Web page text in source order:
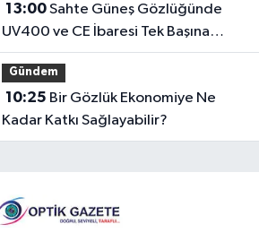
13:00Sahte Güneş Gözlüğünde
UV400 ve CE İbaresi Tek Başına
Yeterli mi?
Gündem
10:25
Kadar Katkı Sağlayabilir?